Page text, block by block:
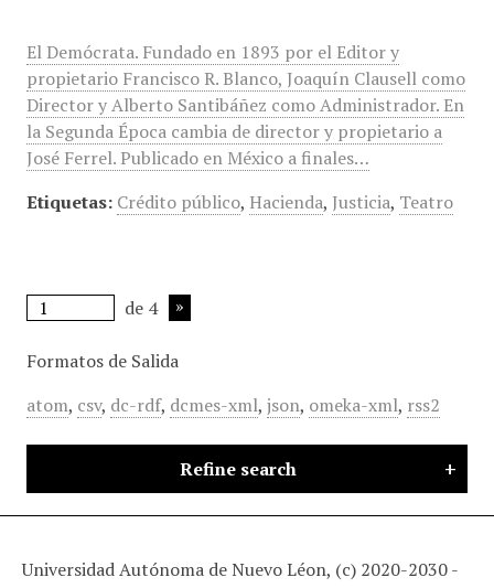
El Demócrata. Fundado en 1893 por el Editor y
propietario Francisco R. Blanco, Joaquín Clausell como
Director y Alberto Santibáñez como Administrador. En
la Segunda Época cambia de director y propietario a
José Ferrel. Publicado en México a finales…
Etiquetas: Crédito público, Hacienda, Justicia, Teatro
de 4
Formatos de Salida
atom, csv, dc-rdf, dcmes-xml, json, omeka-xml, rss2
Refine search
Universidad Autónoma de Nuevo Léon, (c) 2020-2030 -